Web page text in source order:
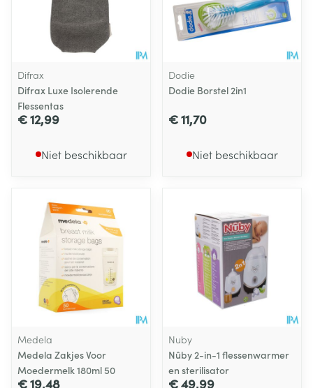
Difrax
Difrax Luxe Isolerende
Flessentas
€ 12,99
Niet beschikbaar
Dodie
Dodie Borstel 2in1
€ 11,70
Niet beschikbaar
Medela
Medela Zakjes Voor
Moedermelk 180ml 50
€ 19,48
Nuby
Nûby 2-in-1 flessenwarmer
en sterilisator
€ 49,99